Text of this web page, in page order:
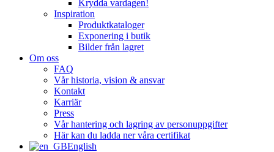
Krydda vardagen!
Inspiration
Produktkataloger
Exponering i butik
Bilder från lagret
Om oss
FAQ
Vår historia, vision & ansvar
Kontakt
Karriär
Press
Vår hantering och lagring av personuppgifter
Här kan du ladda ner våra certifikat
English